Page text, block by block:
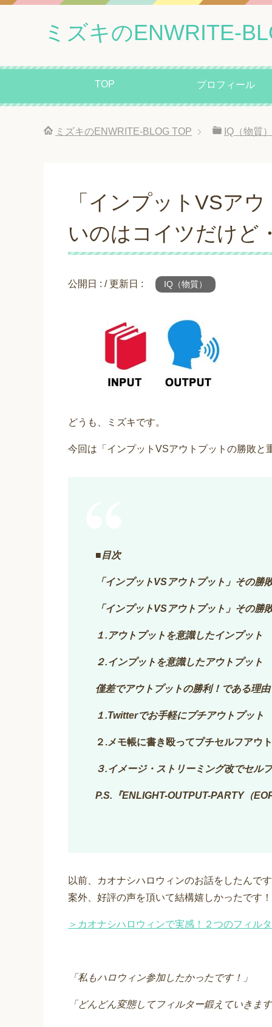
ミズキのENWRITE-
TOP プロフィール
ミズキのENWRITE-BLOG TOP IQ（物質）
「インプットVSア
いのはコイツだけど
公開日 : / 更新日 : IQ（物質）
どうも、ミズキです。
今回は「インプットVSアウトプットの勝敗と
■目次
「インプットVSアウトプット」その勝
「インプットVSアウトプット」その勝
１.アウトプットを意識したインプット
２.インプットを意識したアウトプット
僅差でアウトプットの勝利！である理由
１.Twitterでお手軽にプチアウトプット
２.メモ帳に書き殴ってプチセルフアウ
３.イメージ・ストリーミング改でセル
P.S.『ENLIGHT-OUTPUT-PARTY（
以前、カオナシハロウィンのお話をしたんで
案外、好評の声を頂いて結構嬉しかったです！
＞カオナシハロウィンで実感！２つのフィル
「私もハロウィン参加したかったです！」
「どんどん変態してフィルター鍛えていきま